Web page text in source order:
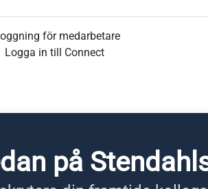
för medarbetare
Logga in till Connect
på